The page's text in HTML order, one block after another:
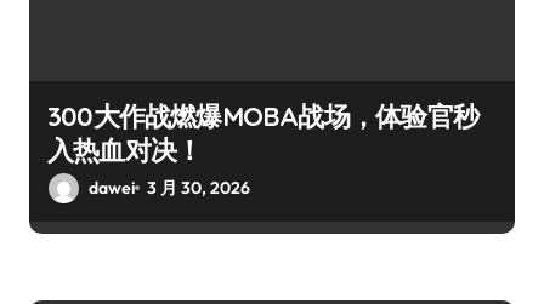
300大作战燃爆MOBA战场，体验官秒
入热血对决！
dawei 3 月 30, 2026